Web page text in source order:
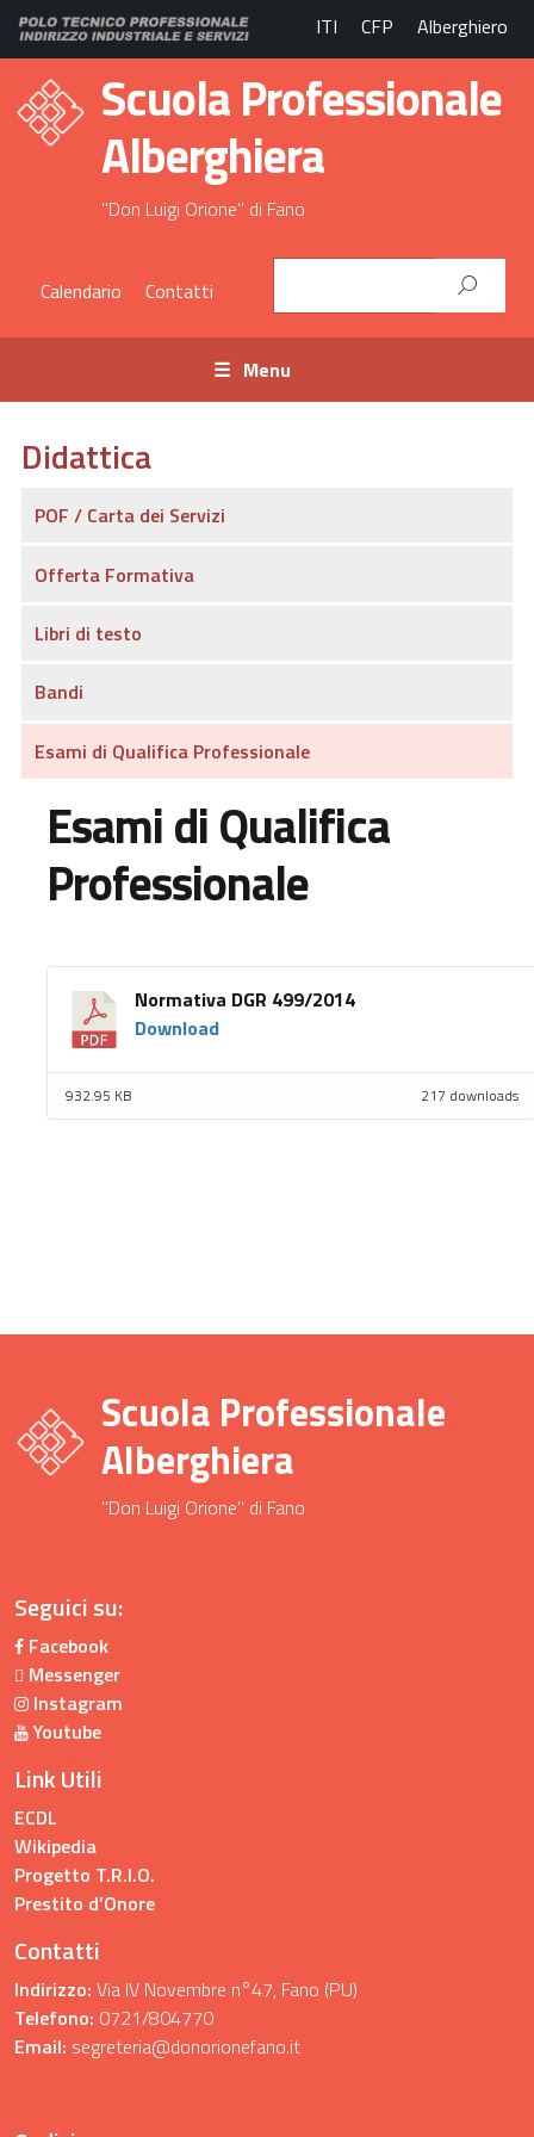
ITI CFP Alberghiero
Scuola Professionale
Alberghiera
"Don Luigi Orione" di Fano
Calendario Contatti
Menu
Didattica
POF / Carta dei Servizi
Offerta Formativa
Libri di testo
Bandi
Esami di Qualifica Professionale
Esami di Qualifica
Professionale
Normativa DGR 499/2014
Download
217 downloads
932.95 KB
Scuola Professionale
Alberghiera
"Don Luigi Orione" di Fano
Seguici su:
Facebook
Messenger
Instagram
Youtube
Link Utili
ECDL
Wikipedia
Progetto T.R.I.O.
Prestito d’Onore
Contatti
Indirizzo: Via IV Novembre n°47, Fano (PU)
Telefono: 0721/804770
Email: segreteria@donorionefano.it